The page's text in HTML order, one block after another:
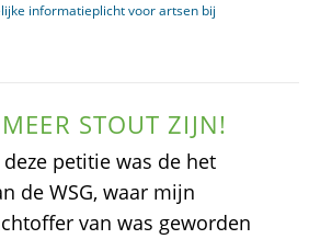
informatieplicht voor artsen bij
STOUT ZIJN!
petitie was de het
de WSG, waar mijn
van was geworden